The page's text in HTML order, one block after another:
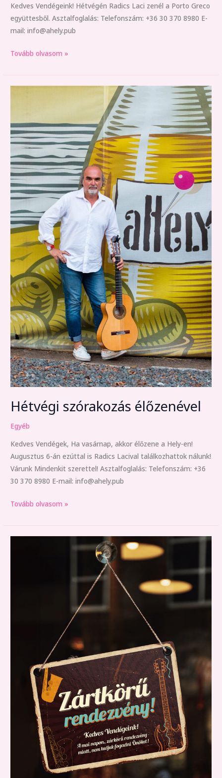
Kedves Vendégeink! Hétvégén Radics Laci zenél a Porto Greco
együttesből. Asztalfoglalás: Telefonszám: +36 30 370 8980 E-
mail: info@ahely.pub
Tovább olvasom »
Hétvégi szórakozás élőzenével
Egyéb
Kedves Vendégek, Ha vasárnap, akkor élőzene a Hely-en!
Augusztus 6-án ezúttal is Radics Lacival találkozhattok nálunk!
Várunk Mindenkit szerettel! Asztalfoglalás: Telefonszám: +36
30 370 8980 E-mail: info@ahely.pub
élőzenével
Tovább olvasom »